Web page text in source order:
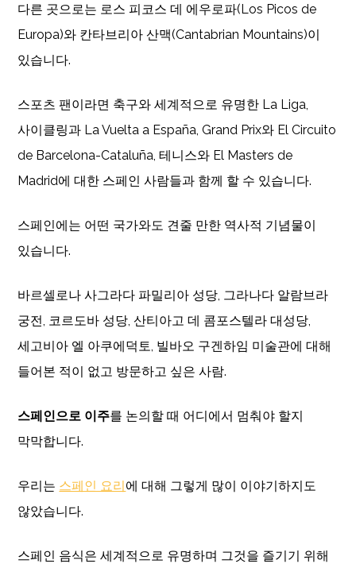
다른 곳으로는 로스 피코스 데 에우로파(Los Picos de
Europa)와 칸타브리아 산맥(Cantabrian Mountains)이
있습니다.
스포츠 팬이라면 축구와 세계적으로 유명한 La Liga,
사이클링과 La Vuelta a España, Grand Prix와 El Circuito
de Barcelona-Cataluña, 테니스와 El Masters de
Madrid에 대한 스페인 사람들과 함께 할 수 있습니다.
스페인에는 어떤 국가와도 견줄 만한 역사적 기념물이
있습니다.
바르셀로나 사그라다 파밀리아 성당, 그라나다 알람브라
궁전, 코르도바 성당, 산티아고 데 콤포스텔라 대성당,
세고비아 엘 아쿠에덕토, 빌바오 구겐하임 미술관에 대해
들어본 적이 없고 방문하고 싶은 사람.
스페인으로 이주를 논의할 때 어디에서 멈춰야 할지
막막합니다.
우리는 스페인 요리에 대해 그렇게 많이 이야기하지도
않았습니다.
스페인 음식은 세계적으로 유명하며 그것을 즐기기 위해